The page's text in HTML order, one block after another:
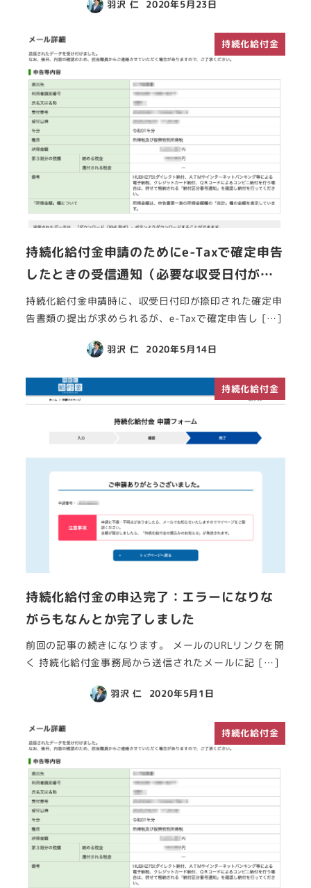
羽沢 仁 2020年5月23日
持続化給付金
持続化給付金申請のためにe-Taxで確定申告
したときの受信通知（必要な収受日付が…
持続化給付金申請時に、収受日付印が捺印された確定申
告書類の提出が求められるが、e-Taxで確定申告し […]
羽沢 仁 2020年5月14日
持続化給付金
持続化給付金の申込完了：エラーになりな
がらもなんとか完了しました
前回の記事の続きになります。 メールのURLリンクを開
く 持続化給付金事務局から送信されたメールに記 […]
羽沢 仁 2020年5月1日
持続化給付金